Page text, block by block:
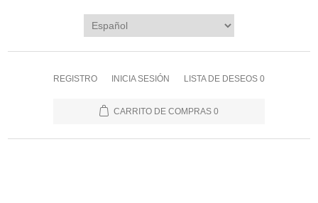
REGISTRO INICIA SESIÓN LISTA DE DESEOS 0
CARRITO DE COMPRAS 0